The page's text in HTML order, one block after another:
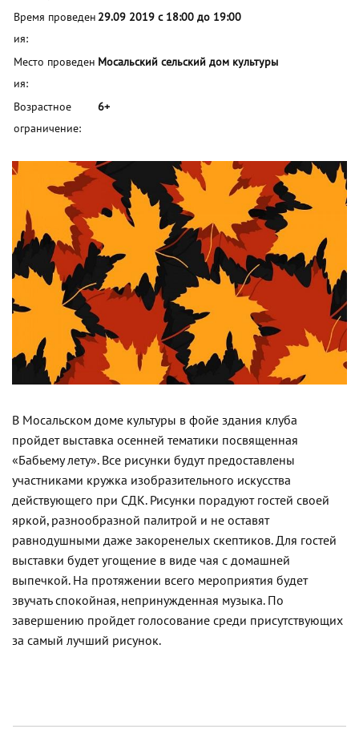
Время проведен
ия:
29.09 2019 с 18:00 до 19:00
Место проведен
ия:
Мосальский сельский дом культуры
Возрастное
ограничение:
6+
В Мосальском доме культуры в фойе здания клуба
пройдет выставка осенней тематики посвященная
«Бабьему лету». Все рисунки будут предоставлены
участниками кружка изобразительного искусства
действующего при СДК. Рисунки порадуют гостей своей
яркой, разнообразной палитрой и не оставят
равнодушными даже закоренелых скептиков. Для гостей
выставки будет угощение в виде чая с домашней
выпечкой. На протяжении всего мероприятия будет
звучать спокойная, непринужденная музыка. По
завершению пройдет голосование среди присутствующих
за самый лучший рисунок.